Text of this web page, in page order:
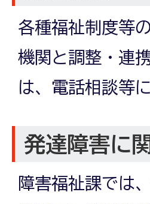
各種福祉制度等
機関と調整・連
は、電話相談等
発達障害に
障害福祉課では